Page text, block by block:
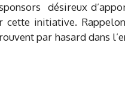
désireux
cette initiative.
par hasard dans